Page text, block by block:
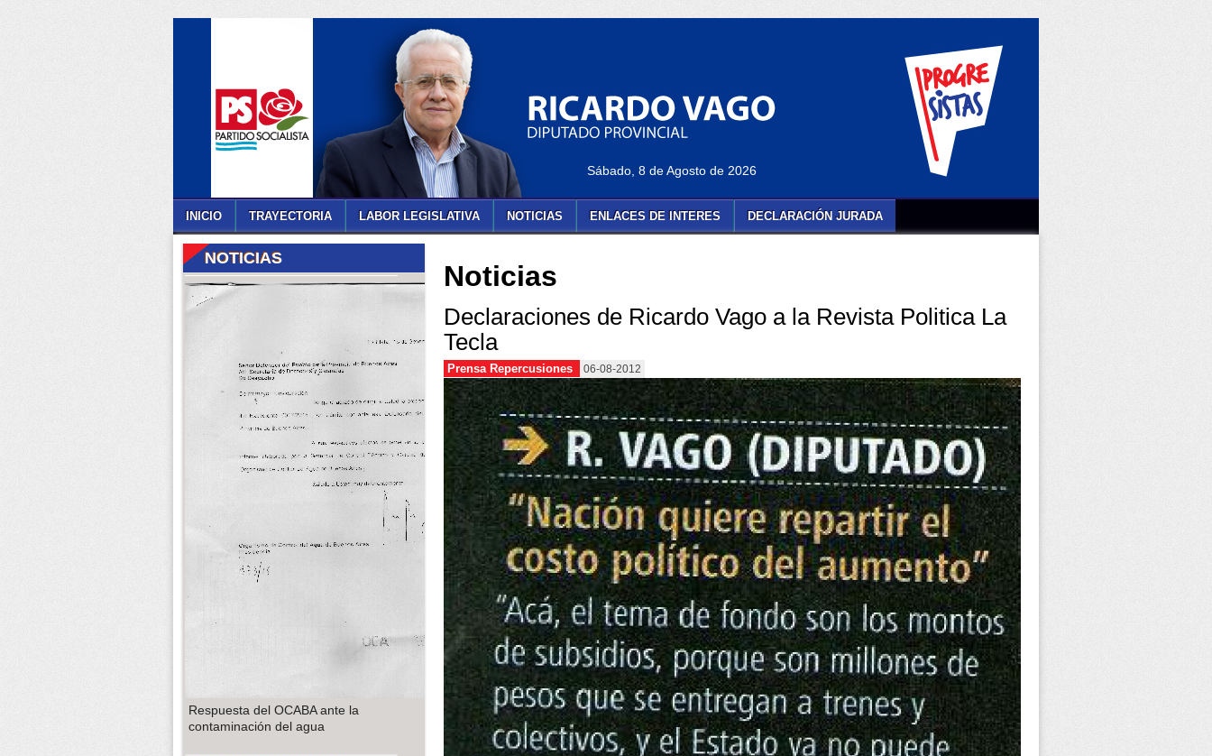
INICIO TRAYECTORIA LABOR LEGISLATIVA NOTICIAS ENLACES DE INTERES DECLARACIÓN JURADA
Sábado, 8 de Agosto de 2026
NOTICIAS
Respuesta del OCABA ante la
contaminación del agua
Noticias
Declaraciones de Ricardo Vago a la Revista Politica La
Tecla
Prensa Repercusiones 06-08-2012